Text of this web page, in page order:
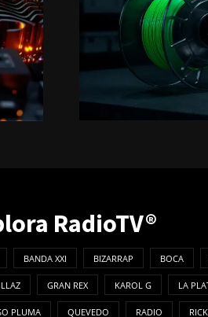
RadioTV®
BANDA XXI BIZARRAP BOCA
GRAN REX KAROL G LA
PLUMA QUEVEDO RADIO